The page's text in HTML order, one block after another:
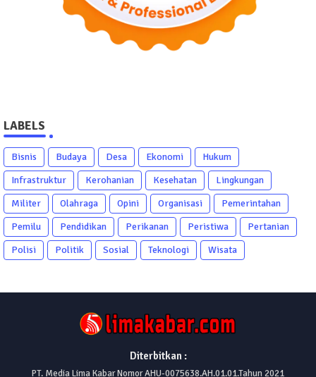
LABELS
Bisnis Budaya Desa Ekonomi
Hukum
Infrastruktur
Kerohanian Kesehatan
Lingkungan
Militer
Olahraga Opini Organisasi
Pemerintahan
Pemilu
Pendidikan Perikanan Peristiwa
Pertanian
Polisi
Politik Sosial Teknologi Wisata
Diterbitkan :
PT. Media Lima Kabar Nomor AHU-0075638.AH.01.01.Tahun 2021